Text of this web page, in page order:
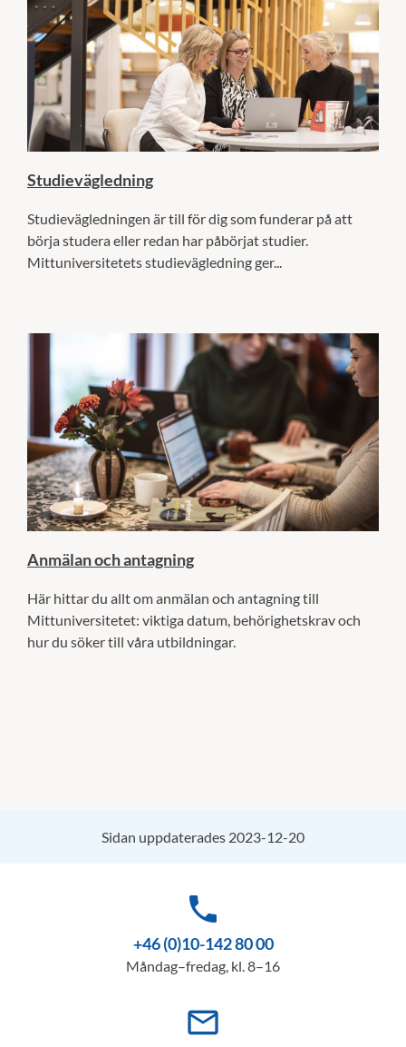
Studievägledning
Studievägledningen är till för dig som funderar på att
börja studera eller redan har påbörjat studier.
Mittuniversitetets studievägledning ger...
Anmälan och antagning
Här hittar du allt om anmälan och antagning till
Mittuniversitetet: viktiga datum, behörighetskrav och
hur du söker till våra utbildningar.
Sidan uppdaterades 2023-12-20
phone
+46 (0)10-142 80 00
Måndag–fredag, kl. 8–16
mail_outline